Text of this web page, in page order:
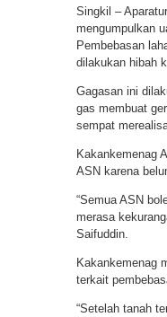
Singkil –
mengumpulkan
Pembebasan
dilakukan hibah
Gagasan ini
gas membuat
sempat
Kakankemenag
ASN karena
“Semua ASN
merasa
Saifuddin.
Kakankemenag
terkait
“Setelah tanah